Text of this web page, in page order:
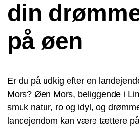
din
på øen
Er du på udkig efter en
Mors? Øen Mors, beliggende i
smuk natur, ro og idyl, og
landejendom kan være tættere